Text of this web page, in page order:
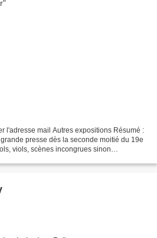
l'adresse mail Autres expositions Résumé :
presse dès la seconde moitié du 19e
viols, scènes incongrues sinon